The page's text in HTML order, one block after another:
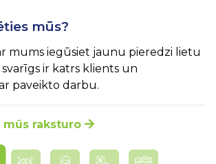
mūs?
mums iegūsiet jaunu pieredzi lietu
ir katrs klients un
paveikto darbu.
mūs raksturo